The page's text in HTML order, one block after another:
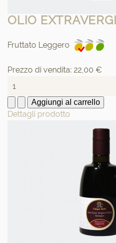
OLIO
Fruttato Leggero
Prezzo di vendita: 22,00 €
Dettagli prodotto